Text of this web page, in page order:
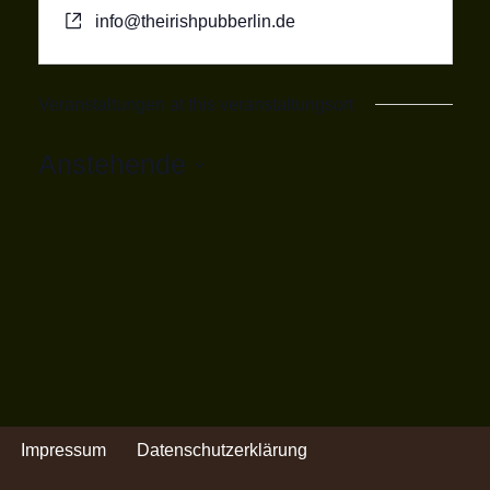
info@theirishpubberlin.de
Veranstaltungen at this veranstaltungsort
Anstehende
Impressum Datenschutzerklärung